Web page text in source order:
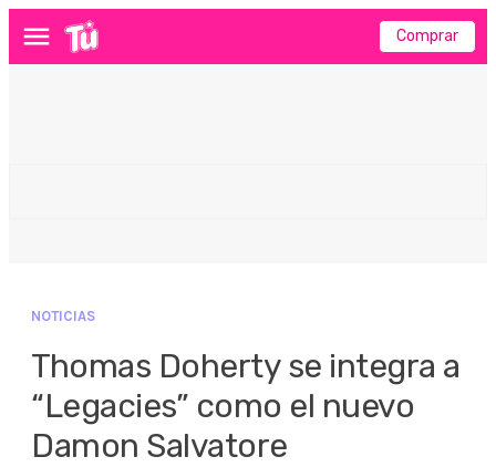
Menú Comprar
NOTICIAS
Thomas Doherty se integra a
“Legacies” como el nuevo
Damon Salvatore